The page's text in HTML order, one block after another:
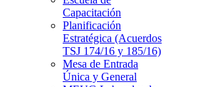
Capacitación
Planificación
Estratégica (Acuerdos
TSJ 174/16 y 185/16)
Mesa de Entrada
Única y General